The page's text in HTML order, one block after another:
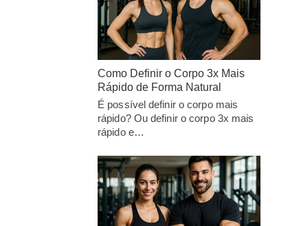
Como Definir o Corpo 3x Mais
Rápido de Forma Natural
É possível definir o corpo mais
rápido? Ou definir o corpo 3x mais
rápido e…